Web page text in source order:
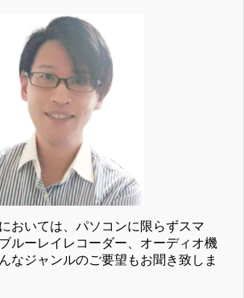
おいては、パソコンに限らずスマ
ルーレイレコーダー、オーディオ機
なジャンルのご要望もお聞き致しま